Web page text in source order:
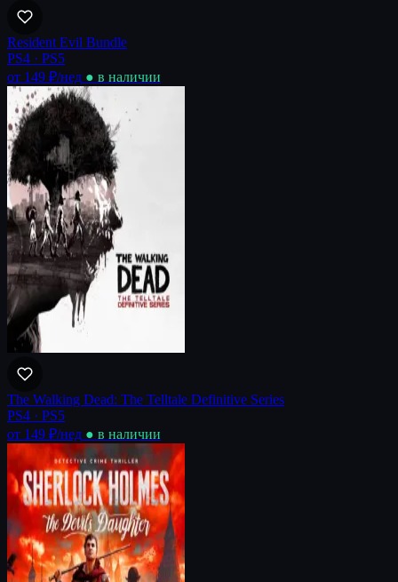
Resident Evil Bundle
PS4 · PS5
от 149 ₽/нед ● в наличии
The Walking Dead: The Telltale Definitive Series
PS4 · PS5
от 149 ₽/нед ● в наличии